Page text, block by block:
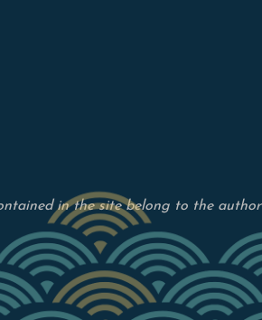
in the site belong to the author